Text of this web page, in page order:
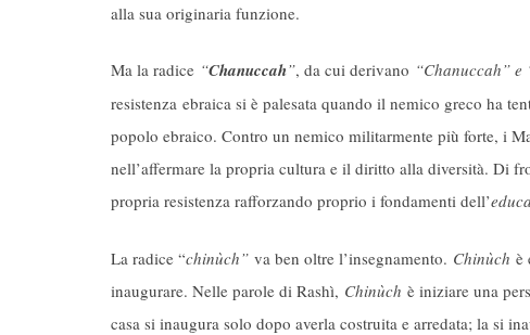
alla sua originaria funzione.
Ma la radice “Chanuccah”, da cui derivano “Chanuccah” e
resistenza ebraica si è palesata quando il nemico greco ha
popolo ebraico. Contro un nemico militarmente più forte, i
nell’affermare la propria cultura e il diritto alla diversità. Di
propria resistenza rafforzando proprio i fondamenti dell’
La radice “chinùch” va ben oltre l’insegnamento. Chinùch è
inaugurare. Nelle parole di Rashì, Chinùch è iniziare una
casa si inaugura solo dopo averla costruita e arredata; la si